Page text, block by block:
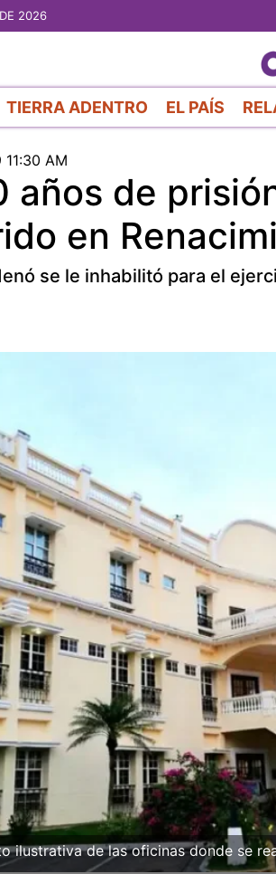
2026
TIERRA ADENTRO EL PAÍS
AM
años de
en
se le inhabilitó para el
ilustrativa de las oficinas donde se